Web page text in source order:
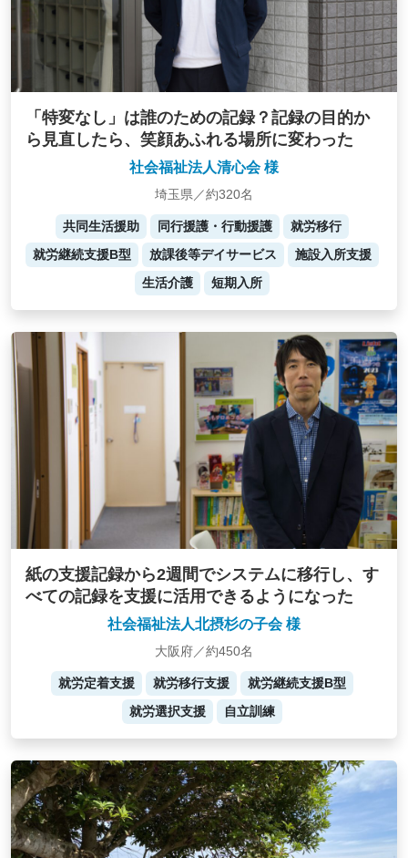
「特変なし」は誰のための記録？記録の目的か
ら見直したら、笑顔あふれる場所に変わった
社会福祉法人清心会 様
埼玉県／約320名
共同生活援助 同行援護・行動援護
就労移行
就労継続支援B型
放課後等デイサービス
施設入所支援
生活介護
短期入所
紙の支援記録から2週間でシステムに移行し、す
べての記録を支援に活用できるようになった
社会福祉法人北摂杉の子会 様
大阪府／約450名
就労定着支援 就労移行支援
就労継続支援B型
就労選択支援
自立訓練